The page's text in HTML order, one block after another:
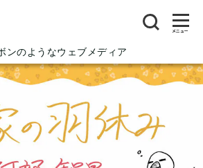
ンのようなウェブメディア
メニュー